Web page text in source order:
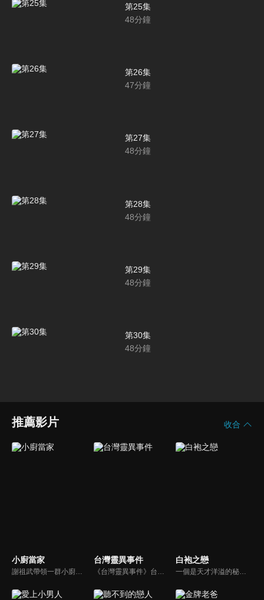
第25集
48分鐘
第26集
47分鐘
第27集
48分鐘
第28集
48分鐘
第29集
48分鐘
第30集
48分鐘
推薦影片 收合
小廚當家 台灣靈異事件 白袍之戀
一個是天才洋溢的秘密怪醫莫凡，一個是鋒芒畢露的帥氣名醫啟修，同時都愛上教授的女兒逸寧。不幸地逸寧跟她死去的母親罹患一樣的絕症，啟修、莫凡跟教授都對這個病束手無策之際，莫凡得到逸寧的同意，隱瞞了啟修跟教授而幫逸寧動手術，令逸寧進入長期休眠的狀態…